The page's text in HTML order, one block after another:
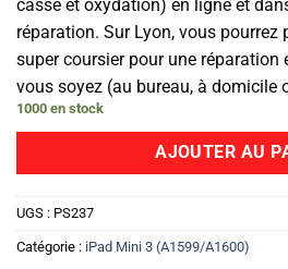
casse et oxydation) en ligne et
réparation. Sur Lyon, vous pourrez
super coursier pour une réparation
vous soyez (au bureau, à domicile
1000 en stock
AJOUTER AU
UGS : PS237
Catégorie : iPad Mini 3 (A1599/A1600)